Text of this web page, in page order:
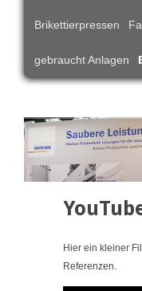
überspringen
Brikettierpressen
gebraucht Anlagen
Hier ein kleiner
Referenzen.